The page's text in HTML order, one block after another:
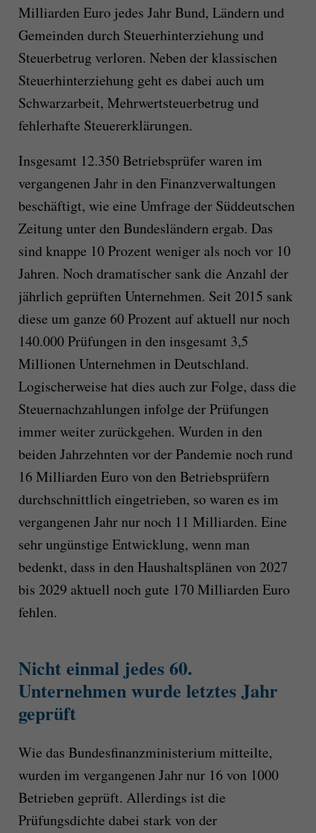
Milliarden Euro jedes Jahr Bund, Ländern und
Gemeinden durch Steuerhinterziehung und
Steuerbetrug verloren. Neben der klassischen
Steuerhinterziehung geht es dabei auch um
Schwarzarbeit, Mehrwertsteuerbetrug und
fehlerhafte Steuererklärungen.
Insgesamt 12.350 Betriebsprüfer waren im
vergangenen Jahr in den Finanzverwaltungen
beschäftigt, wie eine Umfrage der Süddeutschen
Zeitung unter den Bundesländern ergab. Das
sind knappe 10 Prozent weniger als noch vor 10
Jahren. Noch dramatischer sank die Anzahl der
jährlich geprüften Unternehmen. Seit 2015 sank
diese um ganze 60 Prozent auf aktuell nur noch
140.000 Prüfungen in den insgesamt 3,5
Millionen Unternehmen in Deutschland.
Logischerweise hat dies auch zur Folge, dass die
Steuernachzahlungen infolge der Prüfungen
immer weiter zurückgehen. Wurden in den
beiden Jahrzehnten vor der Pandemie noch rund
16 Milliarden Euro von den Betriebsprüfern
durchschnittlich eingetrieben, so waren es im
vergangenen Jahr nur noch 11 Milliarden. Eine
sehr ungünstige Entwicklung, wenn man
bedenkt, dass in den Haushaltsplänen von 2027
bis 2029 aktuell noch gute 170 Milliarden Euro
fehlen.
Nicht einmal jedes 60.
Unternehmen wurde letztes Jahr
geprüft
Wie das Bundesfinanzministerium mitteilte,
wurden im vergangenen Jahr nur 16 von 1000
Betrieben geprüft. Allerdings ist die
Prüfungsdichte dabei stark von der